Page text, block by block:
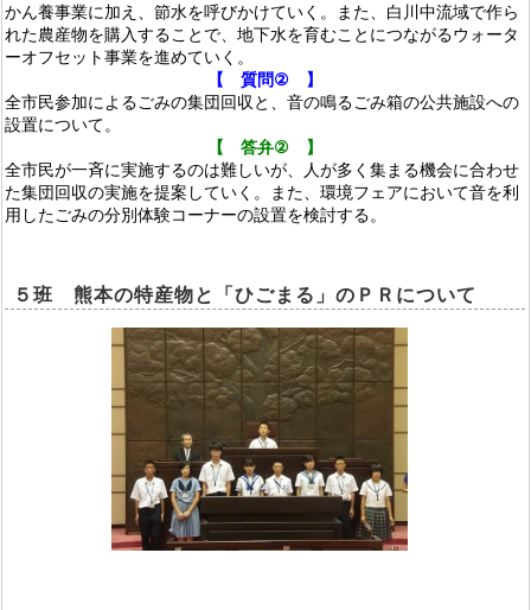
かん養事業に加え、節水を呼びかけていく。また、白川中流域で作ら
れた農産物を購入することで、地下水を育むことにつながるウォータ
ーオフセット事業を進めていく。
【 質問② 】
全市民参加によるごみの集団回収と、音の鳴るごみ箱の公共施設への
設置について。
【 答弁② 】
全市民が一斉に実施するのは難しいが、人が多く集ま る機会に合わせ
た集団回収の実施を提案していく。
また、環境フェアにおいて音を利
用したごみの分別体験コーナーの設置を検討する。
５班熊本の特産物と「ひごまる」のＰＲについて